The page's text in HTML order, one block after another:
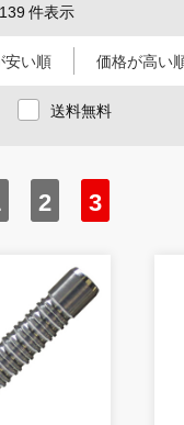
件表示
安い順 価格が高い
送料無料
2 3